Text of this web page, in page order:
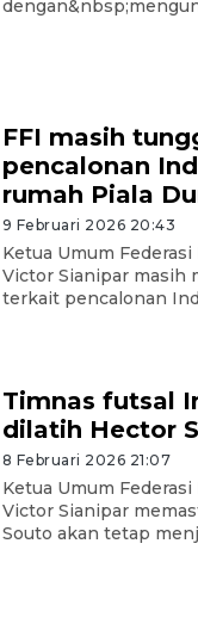
FFI masih
pencalonan
rumah Piala
9 Februari 2026 20:43
Ketua Umum
Victor Sianipar masih
terkait pencalonan
Timnas futsal
dilatih Hector
8 Februari 2026 21:07
Ketua Umum
Victor Sianipar
Souto akan tetap
12 Juni